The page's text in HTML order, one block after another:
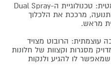
מערכת התזת מים כפולה אוטומטית: טכנולוגיית ה-Dual Spray
מרככת את הלכלוך
מראש.
עוצמתית: הרובוט מצויד
מסגרות וקצוות של חלונות
לו להגיע ולנקות